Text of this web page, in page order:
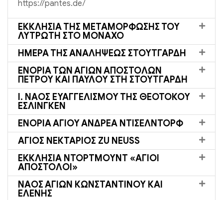
https://pantes.de/
ΕΚΚΛΗΣΙΑ ΤΗΣ ΜΕΤΑΜΟΡΦΩΣΗΣ ΤΟΥ
ΛΥΤΡΩΤΗ ΣΤΟ ΜΟΝΑΧΟ
ΗΜΈΡΑ ΤΗΣ ΑΝΑΛΉΨΕΩΣ ΣΤΟΥΤΓΆΡΔΗ
ΕΝΟΡΊΑ ΤΩΝ ΑΓΊΩΝ ΑΠΟΣΤΌΛΩΝ
ΠΈΤΡΟΥ ΚΑΙ ΠΑΎΛΟΥ ΣΤΗ ΣΤΟΥΤΓΆΡΔΗ
Ι. ΝΑΌΣ ΕΥΑΓΓΕΛΙΣΜΟΎ ΤΗΣ ΘΕΟΤΌΚΟΥ
ΈΣΛΙΝΓΚΕΝ
ΕΝΟΡΊΑ ΑΓΊΟΥ ΑΝΔΡΈΑ ΝΤΊΣΕΛΝΤΟΡΦ
ΆΓΙΟΣ ΝΕΚΤΆΡΙΟΣ ZU NEUSS
ΕΚΚΛΗΣΊΑ ΝΤΌΡΤΜΟΥΝΤ «ΆΓΙΟΙ
ΑΠΌΣΤΟΛΟΙ»
ΝΑΌΣ ΑΓΊΩΝ ΚΩΝΣΤΑΝΤΊΝΟΥ ΚΑΙ
ΕΛΈΝΗΣ